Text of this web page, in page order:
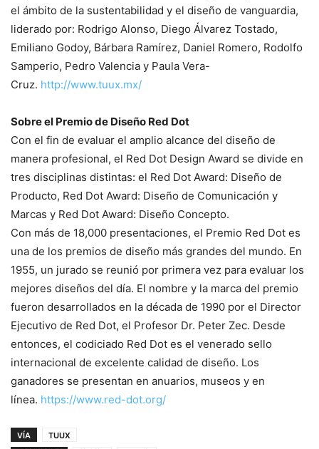
el ámbito de la sustentabilidad y el diseño de vanguardia,
liderado por: Rodrigo Alonso, Diego Álvarez Tostado,
Emiliano Godoy, Bárbara Ramírez, Daniel Romero, Rodolfo
Samperio, Pedro Valencia y Paula Vera-
Cruz. http://www.tuux.mx/
Sobre el Premio de Diseño Red Dot
Con el fin de evaluar el amplio alcance del diseño de
manera profesional, el Red Dot Design Award se divide en
tres disciplinas distintas: el Red Dot Award: Diseño de
Producto, Red Dot Award: Diseño de Comunicación y
Marcas y Red Dot Award: Diseño Concepto.
Con más de 18,000 presentaciones, el Premio Red Dot es
una de los premios de diseño más grandes del mundo. En
1955, un jurado se reunió por primera vez para evaluar los
mejores diseños del día. El nombre y la marca del premio
fueron desarrollados en la década de 1990 por el Director
Ejecutivo de Red Dot, el Profesor Dr. Peter Zec. Desde
entonces, el codiciado Red Dot es el venerado sello
internacional de excelente calidad de diseño. Los
ganadores se presentan en anuarios, museos y en
línea. https://www.red-dot.org/
VÍA
TUUX